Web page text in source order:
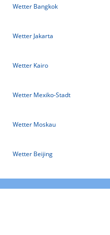
Wetter Bangkok
Wetter Jakarta
Wetter Kairo
Wetter Mexiko-Stadt
Wetter Moskau
Wetter Beijing